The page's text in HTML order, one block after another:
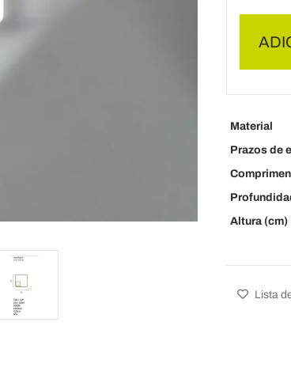
Material
Prazos de
Altura (cm)
Lista